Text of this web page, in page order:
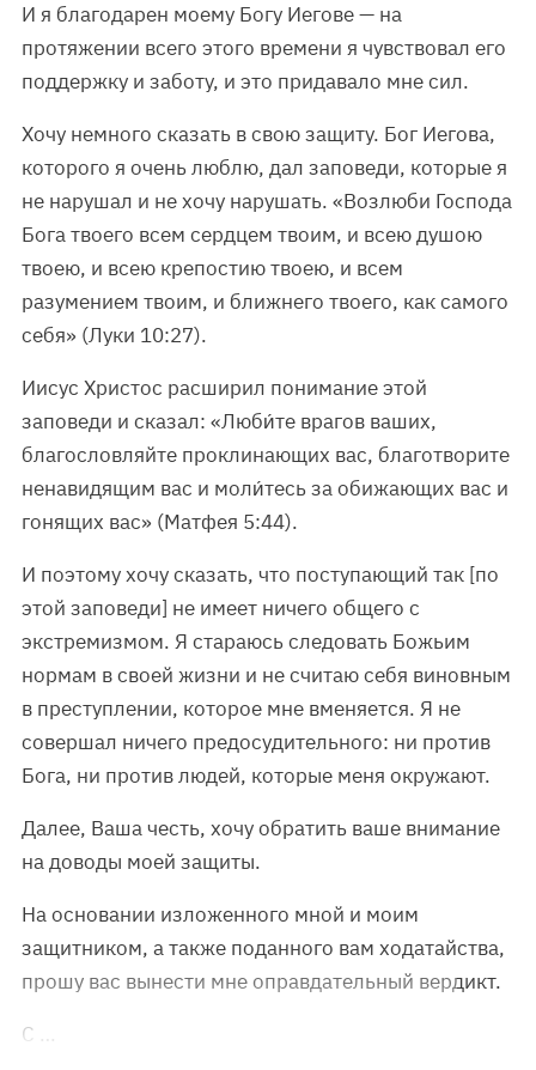
И я благодарен моему Богу Иегове — на
протяжении всего этого времени я чувствовал его
поддержку и заботу, и это придавало мне сил.
Хочу немного сказать в свою защиту. Бог Иегова,
которого я очень люблю, дал заповеди, которые я
не нарушал и не хочу нарушать. «Возлюби Господа
Бога твоего всем сердцем твоим, и всею душою
твоею, и всею крепостию твоею, и всем
разумением твоим, и ближнего твоего, как самого
себя» (Луки 10:27).
Иисус Христос расширил понимание этой
заповеди и сказал: «Люби́те врагов ваших,
благословляйте проклинающих вас, благотворите
ненавидящим вас и моли́тесь за обижающих вас и
гонящих вас» (Матфея 5:44).
И поэтому хочу сказать, что поступающий так [по
этой заповеди] не имеет ничего общего с
экстремизмом. Я стараюсь следовать Божьим
нормам в своей жизни и не считаю себя виновным
в преступлении, которое мне вменяется. Я не
совершал ничего предосудительного: ни против
Бога, ни против людей, которые меня окружают.
Далее, Ваша честь, хочу обратить ваше внимание
на доводы моей защиты.
На основании изложенного мной и моим
защитником, а также поданного вам ходатайства,
прошу вас вынести мне оправдательный вердикт.
С …